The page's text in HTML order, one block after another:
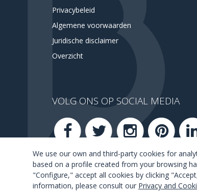
Privacybeleid
Algemene voorwaarden
Juridische disclaimer
Overzicht
VOLG ONS OP SOCIAL MEDIA
We use our own and third-party cookies for
based on a profile created from your browsing
"Configure," accept all cookies by clicking
information, please consult our Privacy and